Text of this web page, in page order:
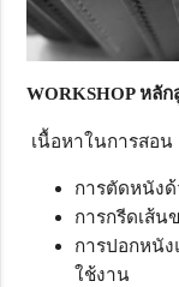
WORKSHOP หลั
เนื้อหาในการสอน
การตัดหนังด้
การกรีดเส้
การปอกหนั
ใช้งาน